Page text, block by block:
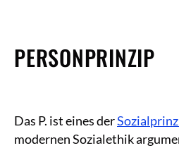
PERSONPRINZIP
Das P. ist eines der
modernen Sozialethik